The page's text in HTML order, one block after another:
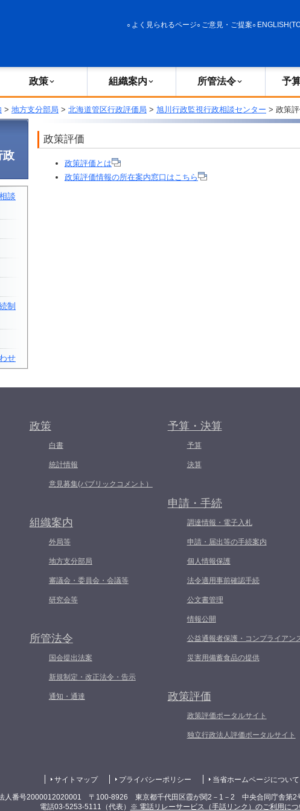
よく見られるページ ご意見・ご提案
政策 組織案内 所管法令 予
> 地方支分部局 > 北海道管区行政評価局 > 旭川行政監視行政相談センター > 政策
政策評価
政策評価とは
政策評価情報の所在案内窓口はこちら
政
談
制
せ
政策
白書
統計情報
意見募集(パブリックコメント）
組織案内
外局等
地方支分部局
審議会・委員会・会議等
研究会等
所管法令
国会提出法案
新規制定・改正法令・告示
通知・通達
予算・決算
予算
決算
申請・手続
調達情報・電子入札
申請・届出等の手続案内
個人情報保護
法令適用事前確認手続
公文書管理
情報公開
公益通報者保護・コンプライアン
災害用備蓄食品の提供
政策評価
政策評価ポータルサイト
独立行政法人評価ポータルサイト
サイトマップ プライバシーポリシー 当省ホームページについて
人番号2000012020001 〒100-8926 東京都千代田区霞が関2－1－2 中央合同庁舎第2
電話03-5253-5111（代表）
※ 電話リレーサービス（手話リンク）のご利用につ